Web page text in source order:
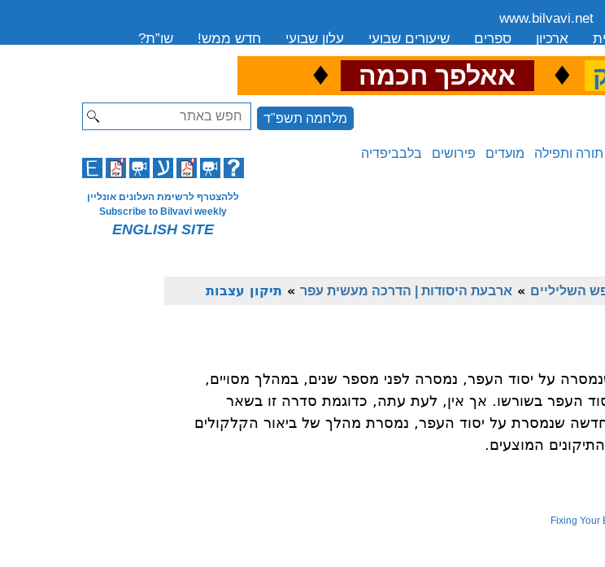
www.bilvavi.net
שו”ת?
חדש ממש! עלון שבועי שיעורים שבועי ספרים ארכיון
♦ אאלפך חכמה ♦
Search
מלחמה תשפ"ד
תורה ותפילה מועדים פירושים בלבביפדיה
ללהצטרף לרשימת העלונים אונליין
Subscribe to Bilvavi weekly
ENGLISH SITE
השליליים »ארבעת היסודות | הדרכה מעשית עפר » תיקון עצבות
על יסוד העפר, נמסרה לפני מספר שנים, במהלך מסויים,
העפר בשורשו. אך אין, לעת עתה, כדוגמת סדרה זו בשאר
שנמסרת על יסוד העפר, נמסרת מהלך של ביאור הקלקולים
המוצעים.
Fixing Your